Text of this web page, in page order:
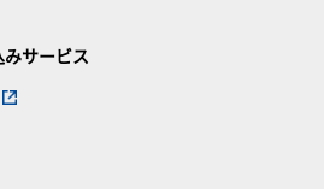
サービス